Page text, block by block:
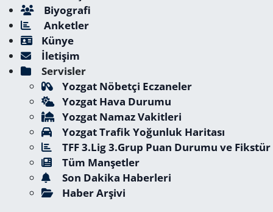
Biyografi
Anketler
Künye
İletişim
Servisler
Yozgat Nöbetçi Eczaneler
Yozgat Hava Durumu
Yozgat Namaz Vakitleri
Yozgat Trafik Yoğunluk Haritası
TFF 3.Lig 3.Grup Puan Durumu ve Fikstür
Tüm Manşetler
Son Dakika Haberleri
Haber Arşivi